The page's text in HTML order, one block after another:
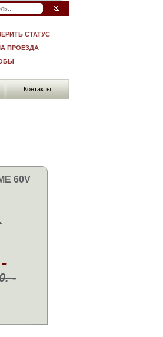
СТАТУС
ПРОЕЗДА
Контакты
60V
-